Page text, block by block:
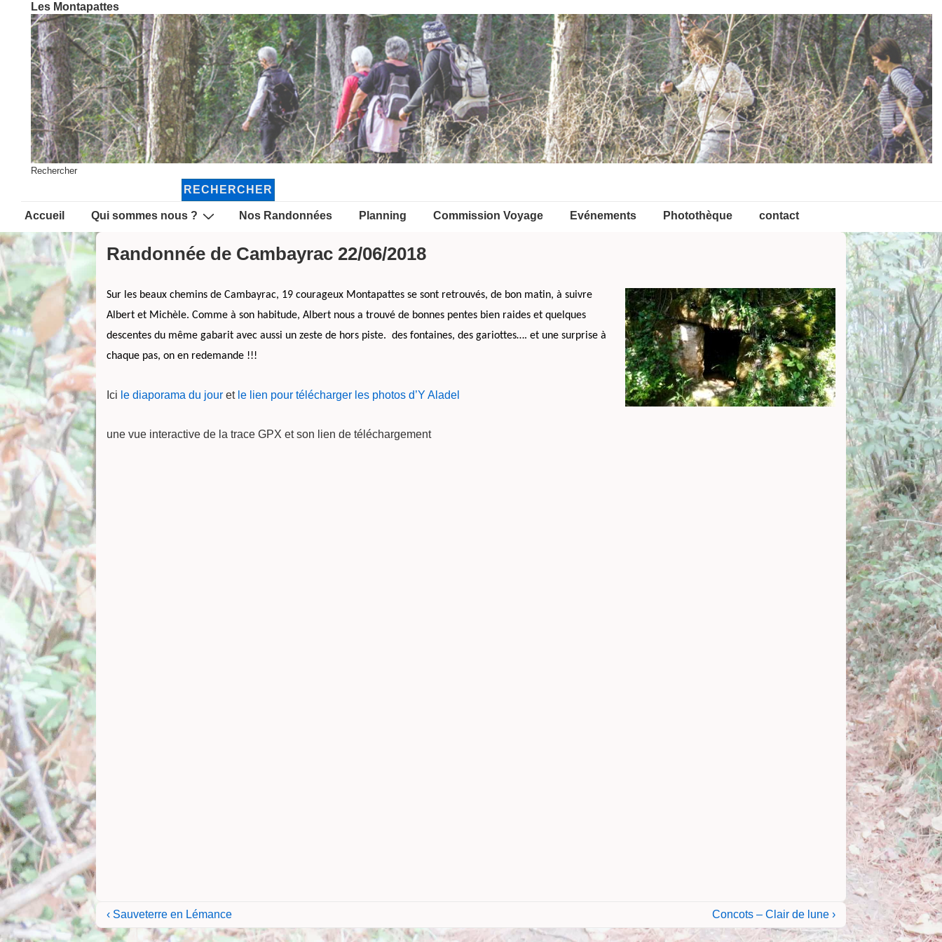
passer
contenu
principal
Les Montapattes
Rechercher
RECHERCHER
Main
Navigation
Accueil Qui sommes nous ? Nos Randonnées Planning Commission Voyage Evénements Photothèque contact
Randonnée de Cambayrac 22/06/2018
Sur les beaux chemins de Cambayrac, 19 courageux Montapattes se sont retrouvés, de bon matin, à suivre
Albert et Michèle. Comme à son habitude, Albert nous a trouvé de bonnes pentes bien raides et quelques
descentes du même gabarit avec aussi un zeste de hors piste. des fontaines, des gariottes…. et une surprise à
chaque pas, on en redemande !!!
Ici le diaporama du jour et le lien pour télécharger les photos d’Y Aladel
une vue interactive de la trace GPX et son lien de téléchargement
Navigation
Previous
Post
‹ Sauveterre en Lémance
Next
Post
Concots – Clair de lune ›